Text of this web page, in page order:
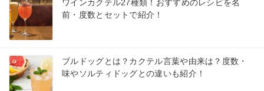
ワインカクテル27種類！おすすめのレシピを名
前・度数とセットで紹介！
ブルドッグとは？カクテル言葉や由来は？度数・
味やソルティドッグとの違いも紹介！